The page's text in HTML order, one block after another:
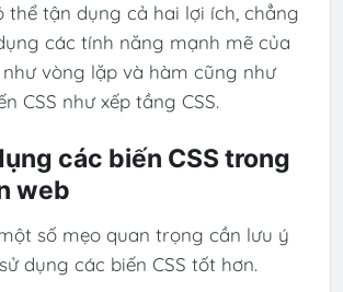
thể tận dụng cả hai lợi ích, chẳng
các tính năng mạnh mẽ của
vòng lặp và hàm cũng như
CSS như xếp tầng CSS.
các biến CSS trong
web
số mẹo quan trọng cần lưu ý
dụng các biến CSS tốt hơn.